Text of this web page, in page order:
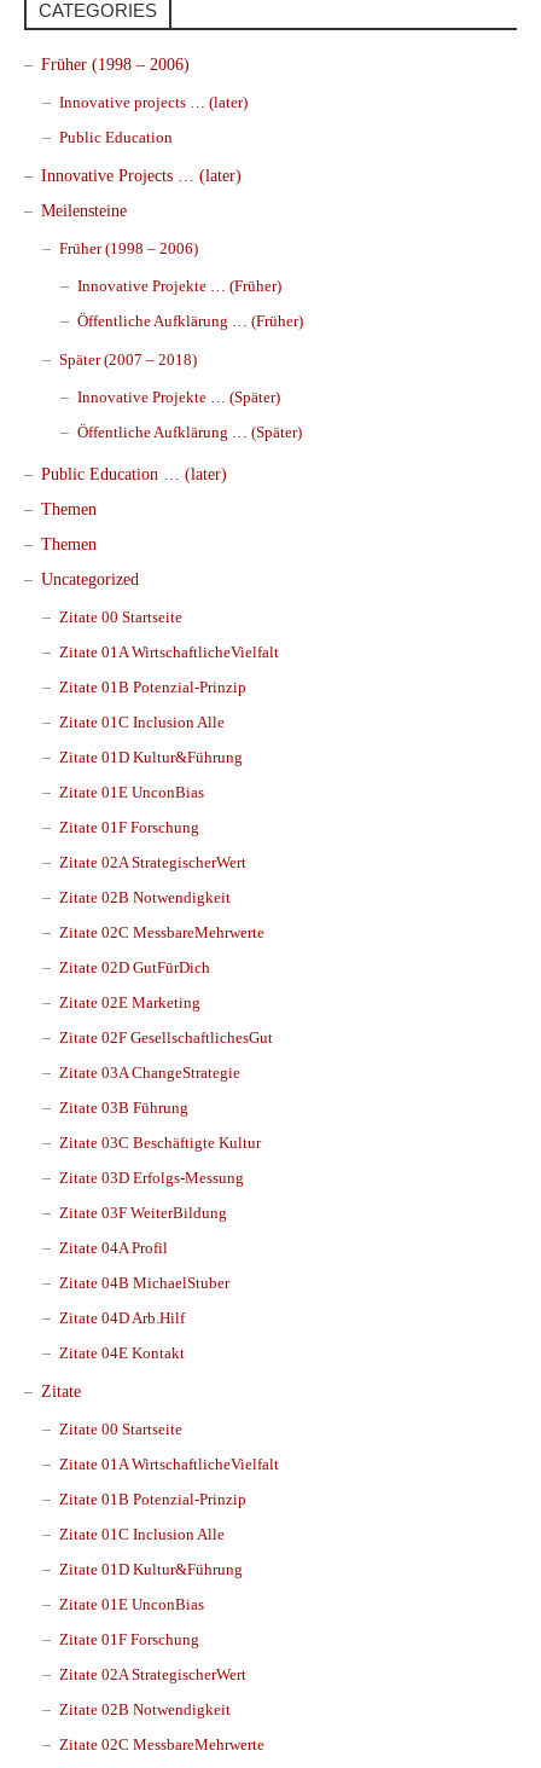
CATEGORIES
Früher (1998 – 2006)
Innovative projects … (later)
Public Education
Innovative Projects … (later)
Meilensteine
Früher (1998 – 2006)
Innovative Projekte … (Früher)
Öffentliche Aufklärung … (Früher)
Später (2007 – 2018)
Innovative Projekte … (Später)
Öffentliche Aufklärung … (Später)
Public Education … (later)
Themen
Themen
Uncategorized
Zitate 00 Startseite
Zitate 01A WirtschaftlicheVielfalt
Zitate 01B Potenzial-Prinzip
Zitate 01C Inclusion Alle
Zitate 01D Kultur&Führung
Zitate 01E UnconBias
Zitate 01F Forschung
Zitate 02A StrategischerWert
Zitate 02B Notwendigkeit
Zitate 02C MessbareMehrwerte
Zitate 02D GutFürDich
Zitate 02E Marketing
Zitate 02F GesellschaftlichesGut
Zitate 03A ChangeStrategie
Zitate 03B Führung
Zitate 03C Beschäftigte Kultur
Zitate 03D Erfolgs-Messung
Zitate 03F WeiterBildung
Zitate 04A Profil
Zitate 04B MichaelStuber
Zitate 04D Arb.Hilf
Zitate 04E Kontakt
Zitate
Zitate 00 Startseite
Zitate 01A WirtschaftlicheVielfalt
Zitate 01B Potenzial-Prinzip
Zitate 01C Inclusion Alle
Zitate 01D Kultur&Führung
Zitate 01E UnconBias
Zitate 01F Forschung
Zitate 02A StrategischerWert
Zitate 02B Notwendigkeit
Zitate 02C MessbareMehrwerte